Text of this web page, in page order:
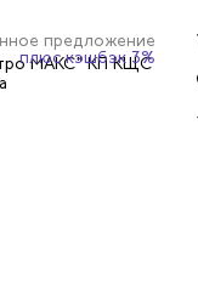
предложение
плюс кэшбэк 3%